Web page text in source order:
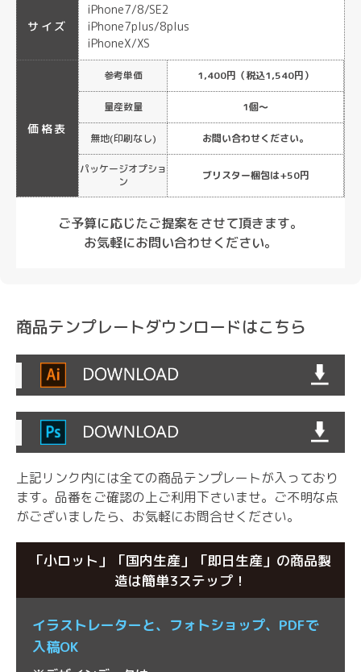
サイズ
iPhone7/8/SE2
iPhone7plus/8plus
iPhoneX/XS
価格表
参考単価 1,400円（税込1,540円）
量産数量 1個～
無地(印刷なし) お問い合わせください。
パッケージオプショ
ン
ブリスター梱包は+50円
ご予算に応じたご提案をさせて頂きます。
お気軽にお問い合わせください。
商品テンプレートダウンロードはこちら
上記リンク内には全ての商品テンプレートが入っており
ます。品番をご確認の上ご利用下さいませ。 ご不明な点
がございましたら、お気軽にお問合せください。
「小ロット」「国内生産」「即日生産」の商品製
造は簡単3ステップ！
イラストレーターと、 フォトショップ、 PDFで
入稿OK